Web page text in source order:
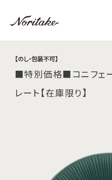
【のし・包装不可】
■特別価格■コニフェ
レート【在庫限り】